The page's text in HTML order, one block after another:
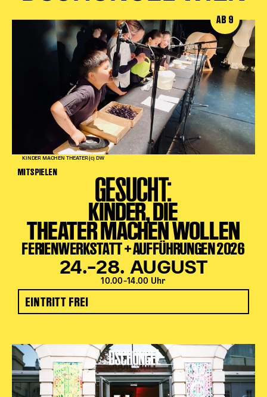
KINDER MACHEN THEATER (c) DW
AB 9
MITSPIELEN GESUCHT:
KINDER, DIE
THEATER MACHEN WOLLEN
FERIENWERKSTATT + AUFFÜHRUNGEN 2026
24.–28. AUGUST
10.00–14.00 Uhr
EINTRITT FREI